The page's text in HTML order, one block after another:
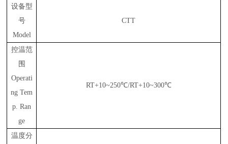
设备型
号
Model
CTT
控温范
围
Operati
ng Tem
p. Ran
ge
RT+10~250℃/RT+10~300℃
温度分